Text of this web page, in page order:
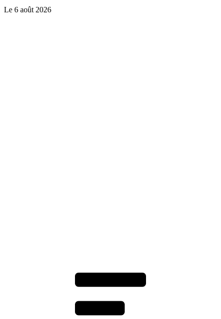
Le 6 août 2026